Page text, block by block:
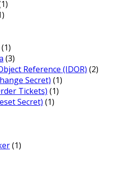
(1)
(3)
Reference (IDOR) (2)
Secret) (1)
Tickets) (1)
Secret) (1)
(1)